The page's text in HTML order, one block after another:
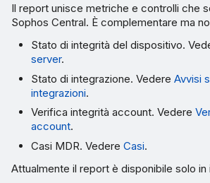
Il report unisce metriche e controlli che
Sophos Central. È complementare ma
Stato di integrità del dispositivo.
server.
Stato di integrazione. VedereAvvisi
integrazioni.
Verifica integrità account. Vedere
account.
Casi MDR. VedereCasi.
Attualmente il report è disponibile solo in